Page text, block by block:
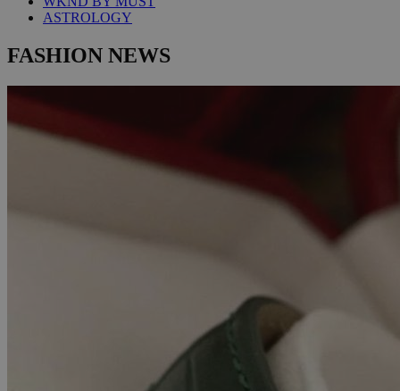
ASTROLOGY
FASHION NEWS